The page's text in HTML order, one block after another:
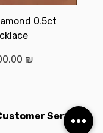
0.5ct
₪
Services